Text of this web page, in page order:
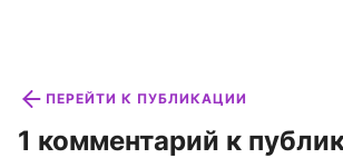
ПЕРЕЙТИ К ПУБЛИКАЦИИ
1 комментарий к